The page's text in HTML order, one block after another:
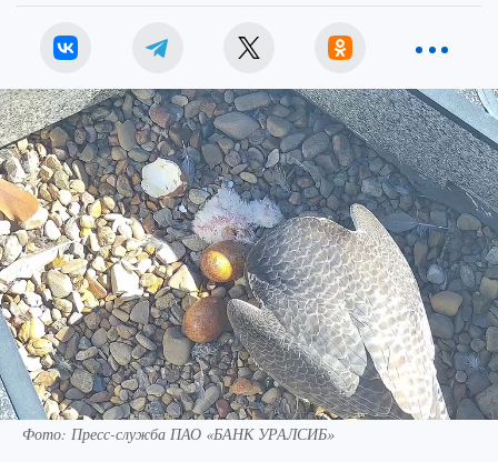
Фото: Пресс-служба ПАО «БАНК УРАЛСИБ»